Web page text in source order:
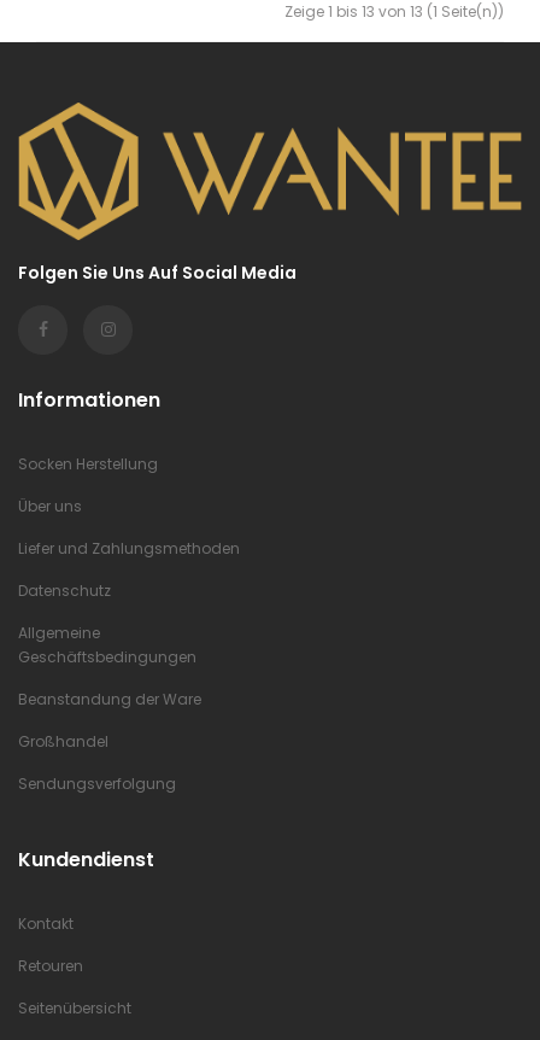
Zeige 1 bis 13 von 13 (1 Seite(n))
Folgen Sie Uns Auf Social Media
Informationen
Socken Herstellung
Über uns
Liefer und Zahlungsmethoden
Datenschutz
Allgemeine
Geschäftsbedingungen
Beanstandung der Ware
Großhandel
Sendungsverfolgung
Kundendienst
Kontakt
Retouren
Seitenübersicht